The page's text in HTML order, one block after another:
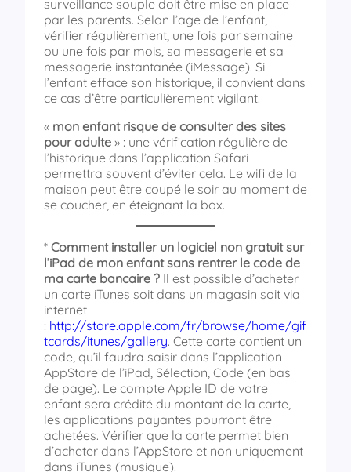
surveillance souple doit être mise en place
par les parents. Selon l’age de l’enfant,
vérifier régulièrement, une fois par semaine
ou une fois par mois, sa messagerie et sa
messagerie instantanée (iMessage). Si
l’enfant efface son historique, il convient dans
ce cas d’être particulièrement vigilant.
« mon enfant risque de consulter des sites
pour adulte » : une vérification régulière de
l’historique dans l’application Safari
permettra souvent d’éviter cela. Le wifi de la
maison peut être coupé le soir au moment de
se coucher, en éteignant la box.
* Comment installer un logiciel non gratuit sur
l’iPad de mon enfant sans rentrer le code de
ma carte bancaire ? Il est possible d’acheter
un carte iTunes soit dans un magasin soit via
internet
: http://store.apple.com/fr/browse/home/gif
tcards/itunes/gallery. Cette carte contient un
code, qu’il faudra saisir dans l’application
AppStore de l’iPad, Sélection, Code (en bas
de page). Le compte Apple ID de votre
enfant sera crédité du montant de la carte,
les applications payantes pourront être
achetées. Vérifier que la carte permet bien
d’acheter dans l’AppStore et non uniquement
dans iTunes (musique).